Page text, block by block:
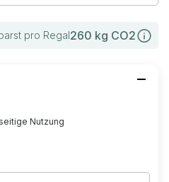
pro Regal260 kg CO2
Nutzung